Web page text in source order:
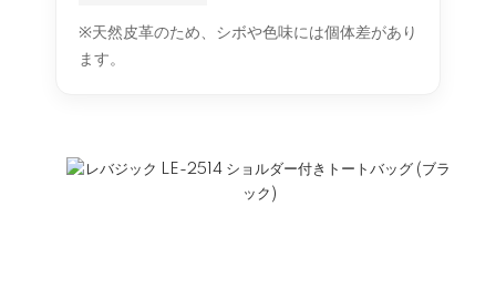
※天然皮革のため、シボや色味には個体差があり
ます。